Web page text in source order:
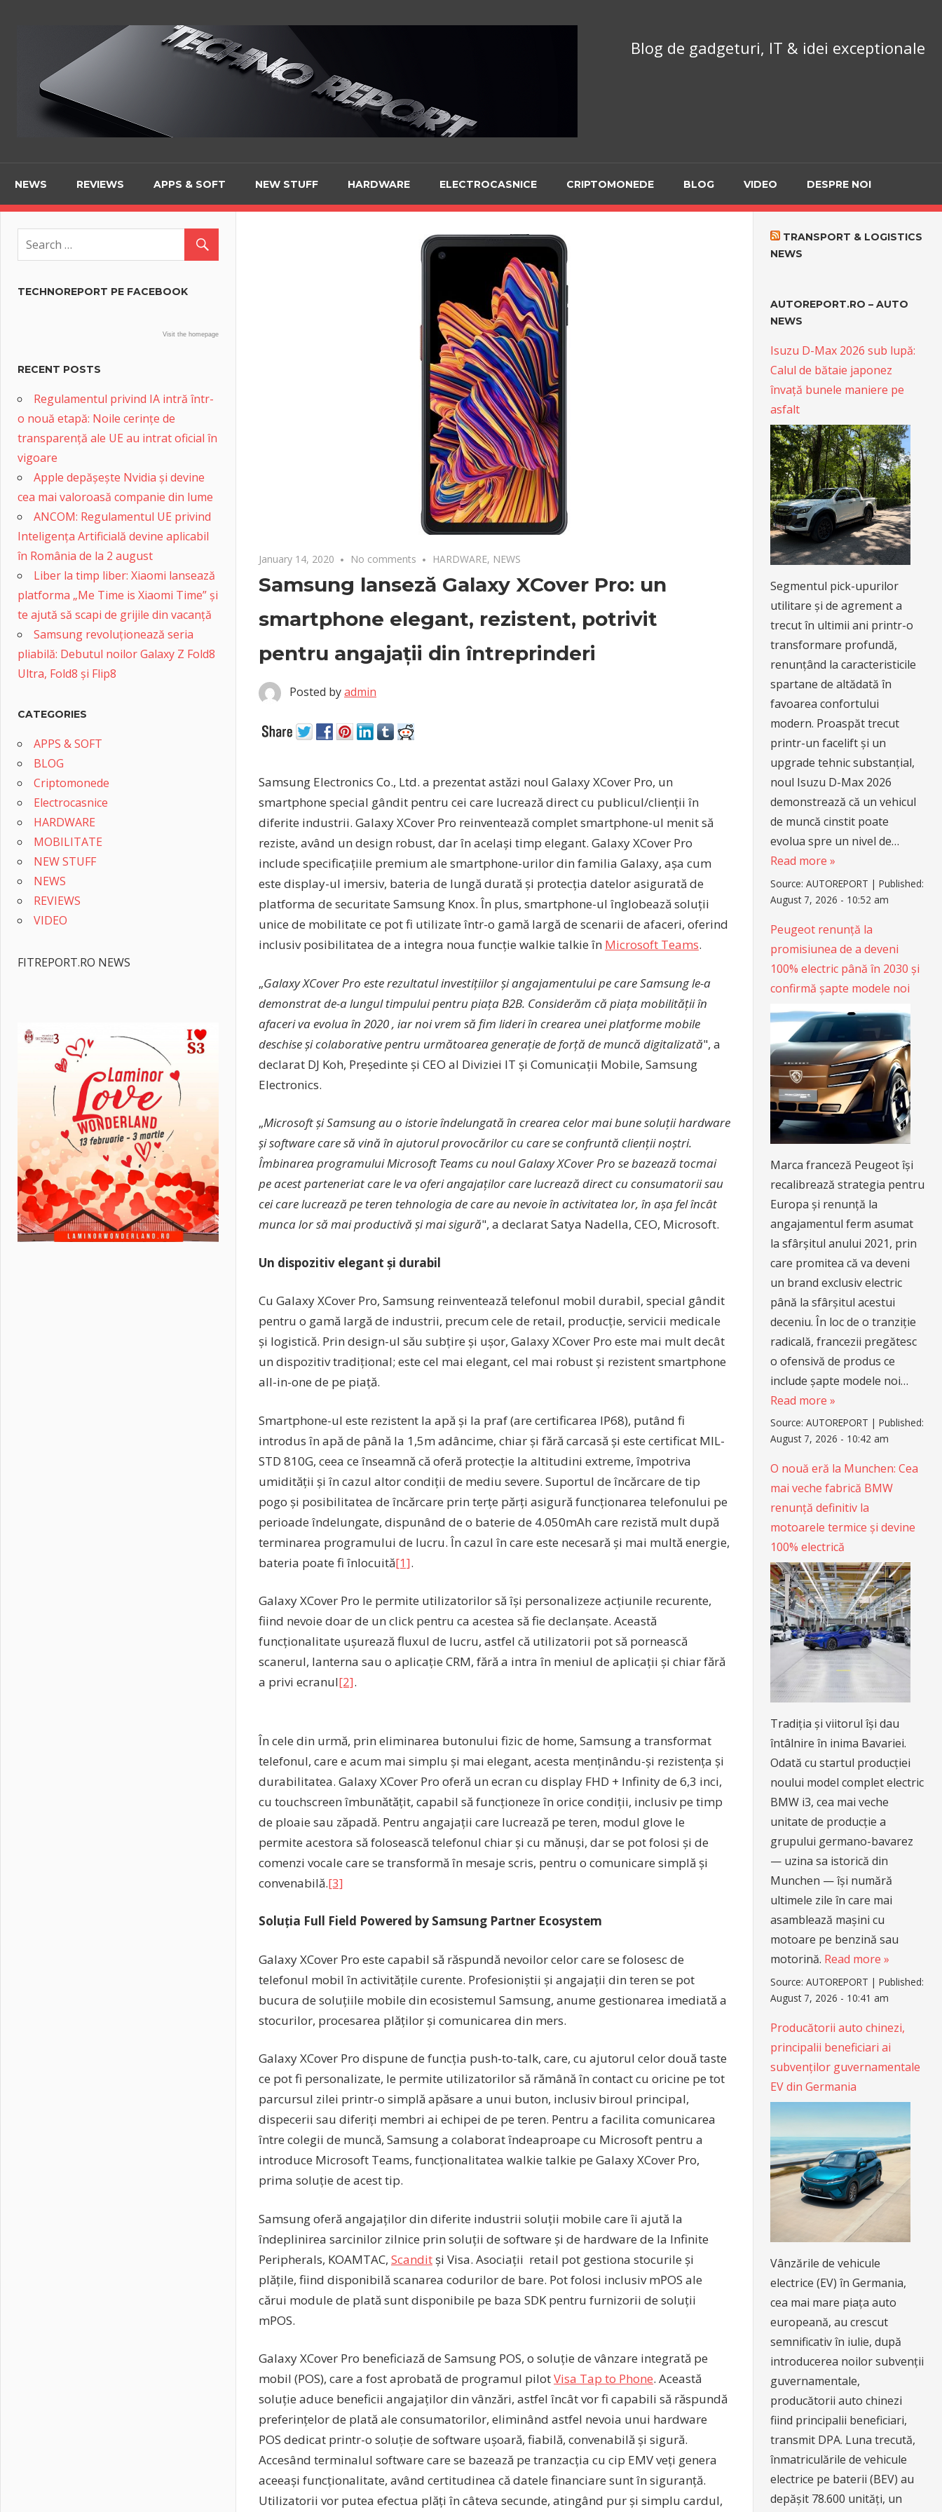
TechnoReport.ro
Blog de gadgeturi, IT & idei exceptionale
NEWS REVIEWS APPS & SOFT NEW STUFF HARDWARE ELECTROCASNICE CRIPTOMONEDE BLOG VIDEO DESPRE NOI
January 14, 2020 No comments HARDWARE, NEWS
Samsung lanseză Galaxy XCover Pro: un
smartphone elegant, rezistent, potrivit
pentru angajații din întreprinderi
Posted byadmin
Samsung Electronics Co., Ltd. a prezentat astăzi noul Galaxy XCover Pro, un
smartphone special gândit pentru cei care lucrează direct cu publicul/clienții în
diferite industrii. Galaxy XCover Pro reinventează complet smartphone-ul menit să
reziste, având un design robust, dar în același timp elegant. Galaxy XCover Pro
include specificațiile premium ale smartphone-urilor din familia Galaxy, așa cum
este display-ul imersiv, bateria de lungă durată și protecția datelor asigurată de
platforma de securitate Samsung Knox. În plus, smartphone-ul înglobează soluții
unice de mobilitate ce pot fi utilizate într-o gamă largă de scenarii de afaceri, oferind
inclusiv posibilitatea de a integra noua funcție walkie talkie în Microsoft Teams.
„Galaxy XCover Pro este rezultatul investițiilor și angajamentului pe care Samsung le-a
demonstrat de-a lungul timpului pentru piața B2B. Considerăm că piața mobilității în
afaceri va evolua în 2020 , iar noi vrem să fim lideri în crearea unei platforme mobile
deschise și colaborative pentru următoarea generație de forță de muncă digitalizată", a
declarat DJ Koh, Președinte și CEO al Diviziei IT și Comunicații Mobile, Samsung
Electronics.
„Microsoft și Samsung au o istorie îndelungată în crearea celor mai bune soluții hardware
și software care să vină în ajutorul provocărilor cu care se confruntă clienții noștri.
Îmbinarea programului Microsoft Teams cu noul Galaxy XCover Pro se bazează tocmai
pe acest parteneriat care le va oferi angajaților care lucrează direct cu consumatorii sau
cei care lucrează pe teren tehnologia de care au nevoie în activitatea lor, în așa fel încât
munca lor să mai productivă și mai sigură", a declarat Satya Nadella, CEO, Microsoft.
Un dispozitiv elegant și durabil
Cu Galaxy XCover Pro, Samsung reinventează telefonul mobil durabil, special gândit
pentru o gamă largă de industrii, precum cele de retail, producție, servicii medicale
și logistică. Prin design-ul său subțire și ușor, Galaxy XCover Pro este mai mult decât
un dispozitiv tradițional; este cel mai elegant, cel mai robust și rezistent smartphone
all-in-one de pe piață.
Smartphone-ul este rezistent la apă și la praf (are certificarea IP68), putând fi
introdus în apă de până la 1,5m adâncime, chiar și fără carcasă și este certificat MIL-
STD 810G, ceea ce înseamnă că oferă protecție la altitudini extreme, împotriva
umidității și în cazul altor condiții de mediu severe. Suportul de încărcare de tip
pogo și posibilitatea de încărcare prin terțe părți asigură funcționarea telefonului pe
perioade îndelungate, dispunând de o baterie de 4.050mAh care rezistă mult după
terminarea programului de lucru. În cazul în care este necesară și mai multă energie,
bateria poate fi înlocuită[1].
Galaxy XCover Pro le permite utilizatorilor să își personalizeze acțiunile recurente,
fiind nevoie doar de un click pentru ca acestea să fie declanșate. Această
funcționalitate ușurează fluxul de lucru, astfel că utilizatorii pot să pornească
scanerul, lanterna sau o aplicație CRM, fără a intra în meniul de aplicații și chiar fără
a privi ecranul[2].
În cele din urmă, prin eliminarea butonului fizic de home, Samsung a transformat
telefonul, care e acum mai simplu și mai elegant, acesta menținându-și rezistența și
durabilitatea. Galaxy XCover Pro oferă un ecran cu display FHD + Infinity de 6,3 inci,
cu touchscreen îmbunătățit, capabil să funcționeze în orice condiții, inclusiv pe timp
de ploaie sau zăpadă. Pentru angajații care lucrează pe teren, modul glove le
permite acestora să folosească telefonul chiar și cu mănuși, dar se pot folosi și de
comenzi vocale care se transformă în mesaje scris, pentru o comunicare simplă și
convenabilă.[3]
Soluția Full Field Powered by Samsung Partner Ecosystem
Galaxy XCover Pro este capabil să răspundă nevoilor celor care se folosesc de
telefonul mobil în activitățile curente. Profesioniștii și angajații din teren se pot
bucura de soluțiile mobile din ecosistemul Samsung, anume gestionarea imediată a
stocurilor, procesarea plăților și comunicarea din mers.
Galaxy XCover Pro dispune de funcția push-to-talk, care, cu ajutorul celor două taste
ce pot fi personalizate, le permite utilizatorilor să rămână în contact cu oricine pe tot
parcursul zilei printr-o simplă apăsare a unui buton, inclusiv biroul principal,
dispecerii sau diferiți membri ai echipei de pe teren. Pentru a facilita comunicarea
între colegii de muncă, Samsung a colaborat îndeaproape cu Microsoft pentru a
introduce Microsoft Teams, funcționalitatea walkie talkie pe Galaxy XCover Pro,
prima soluție de acest tip.
Samsung oferă angajaților din diferite industrii soluții mobile care îi ajută la
îndeplinirea sarcinilor zilnice prin soluții de software și de hardware de la Infinite
Peripherals, KOAMTAC, Scandit și Visa. Asociații retail pot gestiona stocurile și
plățile, fiind disponibilă scanarea codurilor de bare. Pot folosi inclusiv mPOS ale
cărui module de plată sunt disponibile pe baza SDK pentru furnizorii de soluții
mPOS.
Galaxy XCover Pro beneficiază de Samsung POS, o soluție de vânzare integrată pe
mobil (POS), care a fost aprobată de programul pilotVisa Tap to Phone. Această
soluție aduce beneficii angajaților din vânzări, astfel încât vor fi capabili să răspundă
preferințelor de plată ale consumatorilor, eliminând astfel nevoia unui hardware
POS dedicat printr-o soluție de software ușoară, fiabilă, convenabilă și sigură.
Accesând terminalul software care se bazează pe tranzacția cu cip EMV veți genera
aceeași funcționalitate, având certitudinea că datele financiare sunt în siguranță.
Utilizatorii vor putea efectua plăți în câteva secunde, atingând pur și simplu cardul,
TECHNOREPORT PE FACEBOOK
Visit the homepage
RECENT POSTS
Regulamentul privind IA intră într-
o nouă etapă: Noile cerințe de
transparență ale UE au intrat oficial în
vigoare
Apple depășește Nvidia și devine
cea mai valoroasă companie din lume
ANCOM: Regulamentul UE privind
Inteligența Artificială devine aplicabil
în România de la 2 august
Liber la timp liber: Xiaomi lansează
platforma „Me Time is Xiaomi Time” și
te ajută să scapi de grijile din vacanță
Samsung revoluționează seria
pliabilă: Debutul noilor Galaxy Z Fold8
Ultra, Fold8 și Flip8
CATEGORIES
APPS & SOFT
BLOG
Criptomonede
Electrocasnice
HARDWARE
MOBILITATE
NEW STUFF
NEWS
REVIEWS
VIDEO
FITREPORT.RO NEWS
TRANSPORT & LOGISTICS
NEWS
AUTOREPORT.RO – AUTO
NEWS
Isuzu D-Max 2026 sub lupă:
Calul de bătaie japonez
învață bunele maniere pe
asfalt
Segmentul pick-upurilor
utilitare și de agrement a
trecut în ultimii ani printr-o
transformare profundă,
renunțând la caracteristicile
spartane de altădată în
favoarea confortului
modern. Proaspăt trecut
printr-un facelift și un
upgrade tehnic substanțial,
noul Isuzu D-Max 2026
demonstrează că un vehicul
de muncă cinstit poate
evolua spre un nivel de…
Read more »
Source:AUTOREPORT |Published:
August 7, 2026 - 10:52 am
Peugeot renunță la
promisiunea de a deveni
100% electric până în 2030 și
confirmă șapte modele noi
Marca franceză Peugeot își
recalibrează strategia pentru
Europa și renunță la
angajamentul ferm asumat
la sfârșitul anului 2021, prin
care promitea că va deveni
un brand exclusiv electric
până la sfârșitul acestui
deceniu. În loc de o tranziție
radicală, francezii pregătesc
o ofensivă de produs ce
include șapte modele noi…
Read more »
Source:AUTOREPORT |Published:
August 7, 2026 - 10:42 am
O nouă eră la Munchen: Cea
mai veche fabrică BMW
renunță definitiv la
motoarele termice și devine
100% electrică
Tradiția și viitorul își dau
întâlnire în inima Bavariei.
Odată cu startul producției
noului model complet electric
BMW i3, cea mai veche
unitate de producție a
grupului germano-bavarez
— uzina sa istorică din
Munchen — își numără
ultimele zile în care mai
asamblează mașini cu
motoare pe benzină sau
motorină. Read more »
Source:AUTOREPORT |Published:
August 7, 2026 - 10:41 am
Producătorii auto chinezi,
principalii beneficiari ai
subvenților guvernamentale
EV din Germania
Vânzările de vehicule
electrice (EV) în Germania,
cea mai mare piața auto
europeană, au crescut
semnificativ în iulie, după
introducerea noilor subvenții
guvernamentale,
producătorii auto chinezi
fiind principalii beneficiari,
transmit DPA. Luna trecută,
înmatriculările de vehicule
electrice pe baterii (BEV) au
depășit 78.600 unități, un